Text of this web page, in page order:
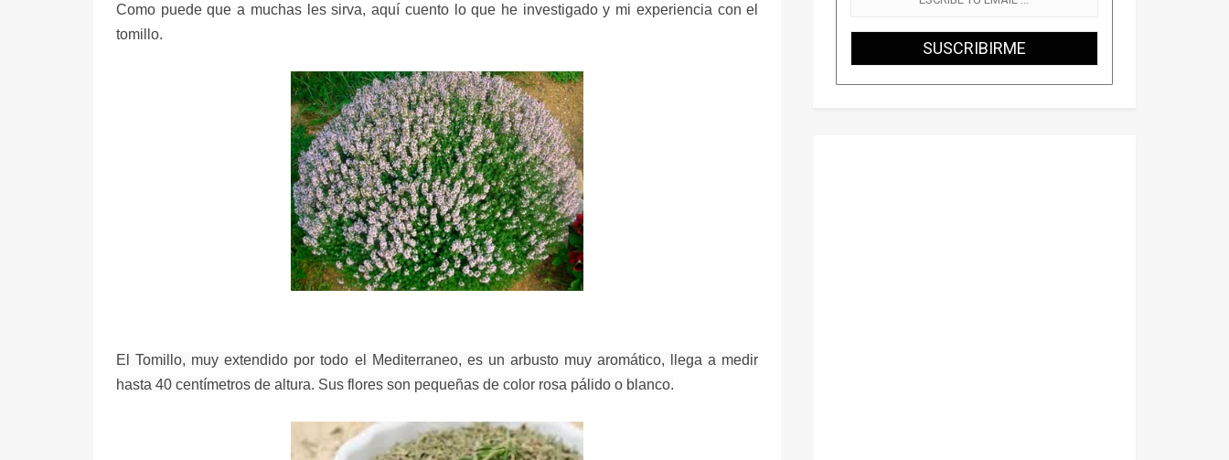
Como puede que a muchas les sirva, aquí cuento lo que he investigado y mi experiencia con el
tomillo.
El
Tomillo, muy extendido por todo el Mediterraneo, es un arbusto muy aromático, llega a medir
hasta 40 centímetros de altura. Sus flores son pequeñas de color rosa pálido o blanco.